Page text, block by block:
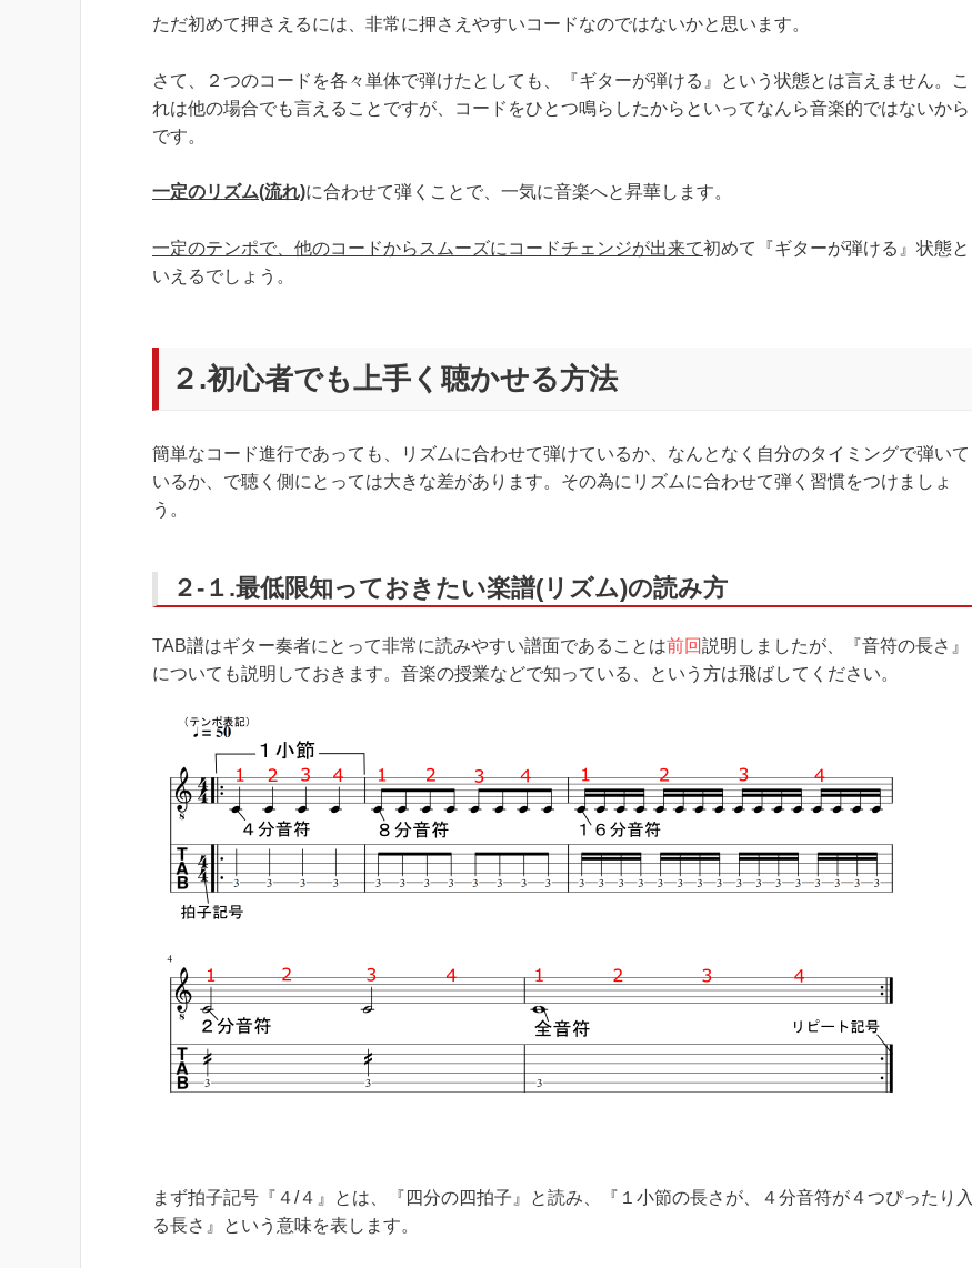
ただ初めて押さえるには、非常に押さえやすいコードなのではないかと思います。
さて、２つのコードを各々単体で弾けたとしても、『ギターが弾ける』という状態とは言えません。こ
れは他の場合でも言えることですが、コードをひとつ鳴らしたからといってなんら音楽的ではないから
です。
一定のリズム(流れ)に合わせて弾くことで、一気に音楽へと昇華します。
一定のテンポで、他のコードからスムーズにコードチェンジが出来て初めて『ギターが弾ける』状態と
いえるでしょう。
２.初心者でも上手く聴かせる方法
簡単なコード進行であっても、リズムに合わせて弾けているか、なんとなく自分のタイミングで弾いて
いるか、で聴く側にとっては大きな差があります。その為にリズムに合わせて弾く習慣をつけましょ
う。
２-１.最低限知っておきたい楽譜(リズム)の読み方
TAB譜はギター奏者にとって非常に読みやすい譜面であることは前回説明しましたが、『音符の長さ』
についても説明しておきます。音楽の授業などで知っている、という方は飛ばしてください。
まず拍子記号『４/４』とは、『四分の四拍子』と読み、『１小節の長さが、４分音符が４つぴったり入
る長さ』という意味を表します。